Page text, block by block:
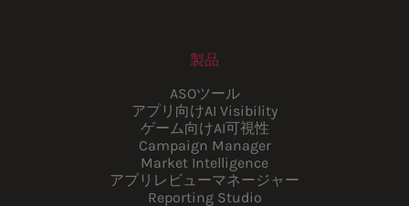
製品
ASOツール
アプリ向けAI Visibility
ゲーム向けAI可視性
Campaign Manager
Market Intelligence
アプリレビューマネージャー
Reporting Studio